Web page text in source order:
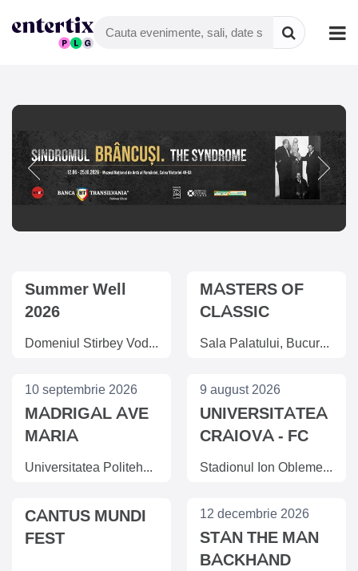
Summer Well
2026
Domeniul Stirbey Voda, Buftea
MASTERS OF
CLASSIC
Sala Palatului, Bucuresti
10 septembrie 2026
MADRIGAL AVE
MARIA
Universitatea Politehnica, Sala Aula Magna, Bucuresti
9 august 2026
UNIVERSITATEA
CRAIOVA - FC
ARGES
Stadionul Ion Oblemenco, Craiova
CANTUS MUNDI
FEST
12 decembrie 2026
STAN THE MAN
BACKHAND